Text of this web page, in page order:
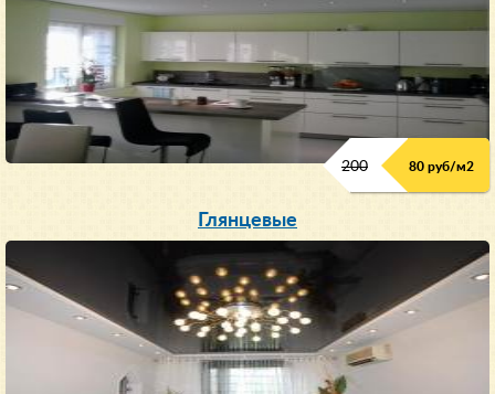
200 80 руб/м2
Глянцевые